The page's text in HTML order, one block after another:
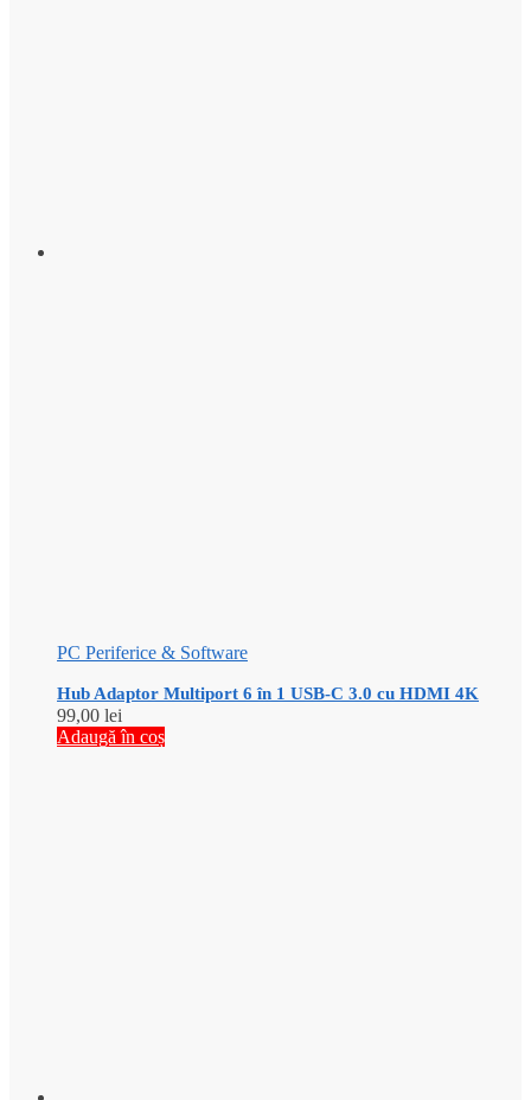
PC Periferice & Software
Hub Adaptor Multiport 6 în 1 USB-C 3.0 cu HDMI 4K
99,00 lei
Adaugă în coș